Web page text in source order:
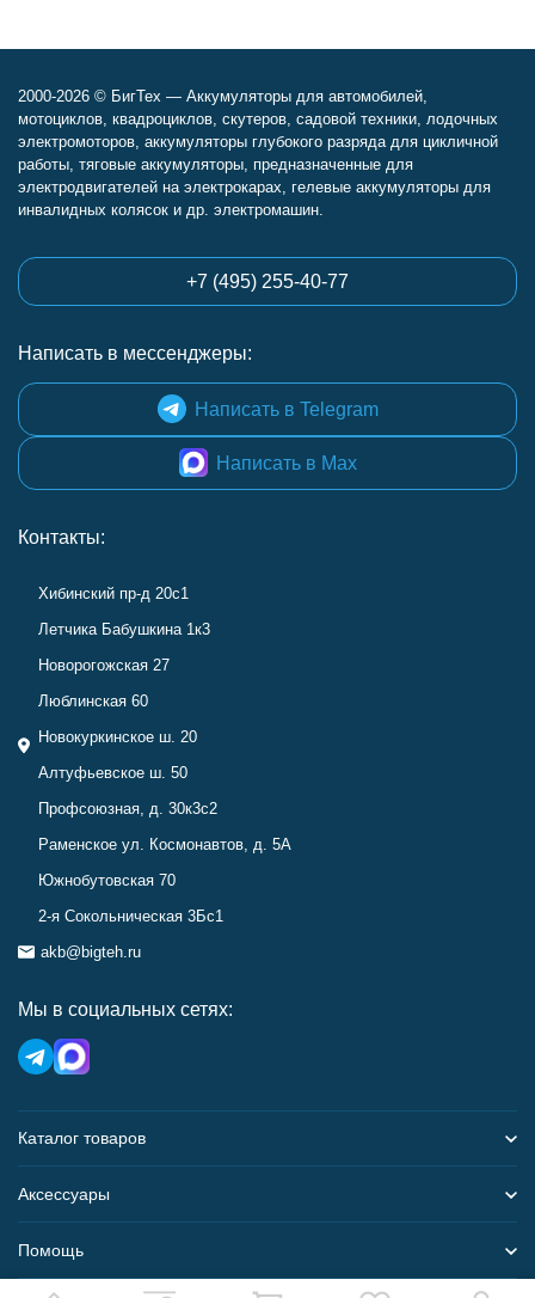
2000-2026 © БигТех — Аккумуляторы для автомобилей,
мотоциклов, квадроциклов, скутеров, садовой техники, лодочных
электромоторов, аккумуляторы глубокого разряда для цикличной
работы, тяговые аккумуляторы, предназначенные для
электродвигателей на электрокарах, гелевые аккумуляторы для
инвалидных колясок и др. электромашин.
+7 (495) 255-40-77
Написать в мессенджеры:
Написать в Telegram
Написать в Max
Контакты:
Хибинский пр-д 20с1
Летчика Бабушкина 1к3
Новорогожская 27
Люблинская 60
Новокуркинское ш. 20
Алтуфьевское ш. 50
Профсоюзная, д. 30к3с2
Раменское ул. Космонавтов, д. 5А
Южнобутовская 70
2-я Сокольническая 3Бс1
akb@bigteh.ru
Мы в социальных сетях:
Каталог товаров
Аксессуары
Помощь